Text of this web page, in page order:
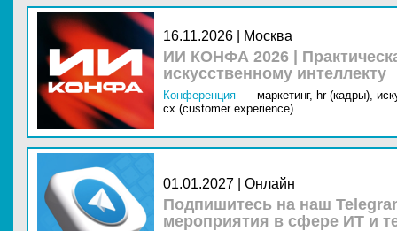
16.11.2026 | Москва
ИИ КОНФА 2026 |
искусственному интеллекту
Конференция маркетинг, hr (кадры),
cx (customer experience)
01.01.2027 | Онлайн
Подпишитесь на наш
мероприятия в сфере ИТ и